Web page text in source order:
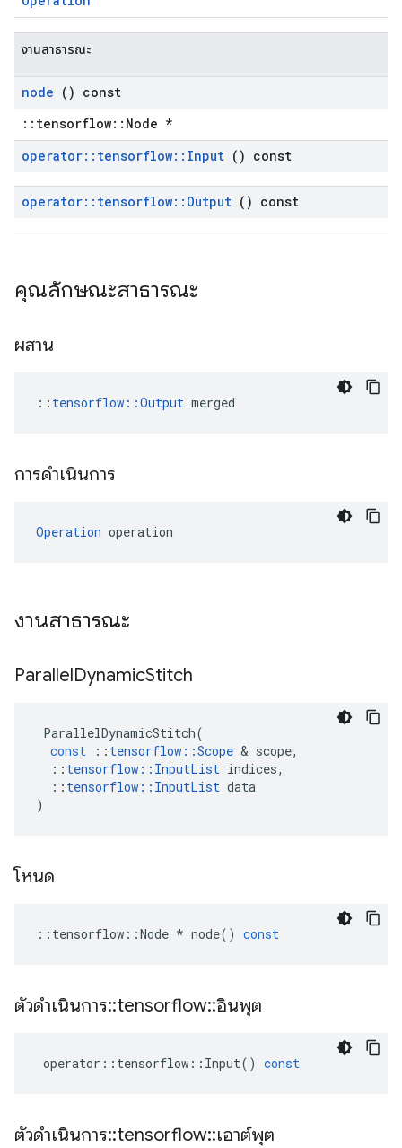
งานสาธารณะ
node () const
::tensorflow::Node *
operator:: tensorflow:: Input () const
operator:: tensorflow:: Output () const
คุณลักษณะสาธารณะ
ผสาน
:: tensorflow::Output merged
การดำเนินการ
Operation operation
งานสาธารณะ
ParallelDynamicStitch
ParallelDynamicStitch(
const
:: tensorflow ::Scope & scope,
:: tensorflow :: InputList indices,
:: tensorflow :: InputList data
)
โหนด
:: tensorflow ::Node * node() const
ตัวดำเนินการ::tensorflow::อินพุต
operator :: tensorflow :: Input() const
ตัวดำเนินการ::tensorflow::เอาต์พุต